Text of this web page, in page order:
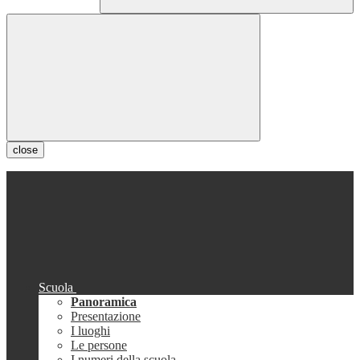
close
Scuola
Panoramica
Presentazione
I luoghi
Le persone